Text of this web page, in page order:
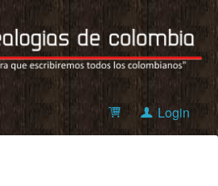
Login